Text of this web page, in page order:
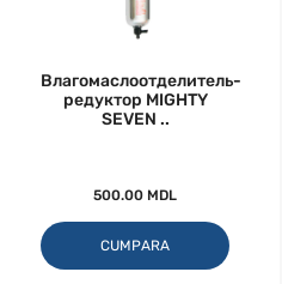
Влагомаслоотделитель-
редуктор MIGHTY
SEVEN ..
500.00 MDL
CUMPARA